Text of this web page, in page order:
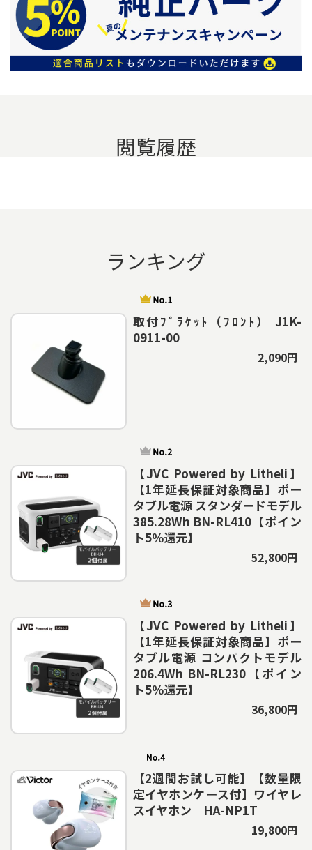
閲覧履歴
ランキング
取付ﾌﾞﾗｹｯﾄ（ﾌﾛﾝﾄ） J1K-
0911-00
2,090円
【JVC Powered by Litheli】
【1年延長保証対象商品】ポー
タブル電源 スタンダードモデル
385.28Wh BN-RL410【ポイン
ト5％還元】
52,800円
【JVC Powered by Litheli】
【1年延長保証対象商品】ポー
タブル電源 コンパクトモデル
206.4Wh BN-RL230【ポイン
ト5％還元】
36,800円
【2週間お試し可能】【数量限
定イヤホンケース付】ワイヤレ
スイヤホン HA-NP1T
19,800円